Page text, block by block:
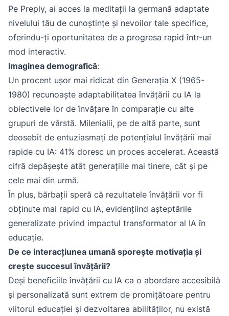
Pe Preply, ai acces la meditații la germană adaptate
nivelului tău de cunoștințe și nevoilor tale specifice,
oferindu-ți oportunitatea de a progresa rapid într-un
mod interactiv.
Imaginea demografică:
Un procent ușor mai ridicat din Generația X (1965-
1980) recunoaște adaptabilitatea învățării cu IA la
obiectivele lor de învățare în comparație cu alte
grupuri de vârstă. Milenialii, pe de altă parte, sunt
deosebit de entuziasmați de potențialul învățării mai
rapide cu IA: 41% doresc un proces accelerat. Această
cifră depășește atât generațiile mai tinere, cât și pe
cele mai din urmă.
În plus, bărbații speră că rezultatele învățării vor fi
obținute mai rapid cu IA, evidențiind așteptările
generalizate privind impactul transformator al IA în
educație.
De ce interacțiunea umană sporește motivația și
crește succesul învățării?
Deși beneficiile învățării cu IA ca o abordare accesibilă
și personalizată sunt extrem de promițătoare pentru
viitorul educației și dezvoltarea abilităților, nu există